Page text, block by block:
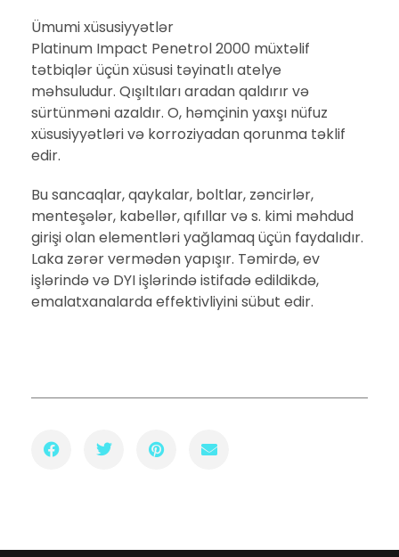
Ümumi xüsusiyyətlər
​Platinum Impact Penetrol 2000 müxtəlif
tətbiqlər üçün xüsusi təyinatlı atelye
məhsuludur. Qışıltıları aradan qaldırır və
sürtünməni azaldır. O, həmçinin yaxşı nüfuz
xüsusiyyətləri və korroziyadan qorunma təklif
edir.
​Bu sancaqlar, qaykalar, boltlar, zəncirlər,
menteşələr, kabellər, qıfıllar və s. kimi məhdud
girişi olan elementləri yağlamaq üçün faydalıdır.
Laka zərər vermədən yapışır. Təmirdə, ev
işlərində və DYI işlərində istifadə edildikdə,
emalatxanalarda effektivliyini sübut edir.